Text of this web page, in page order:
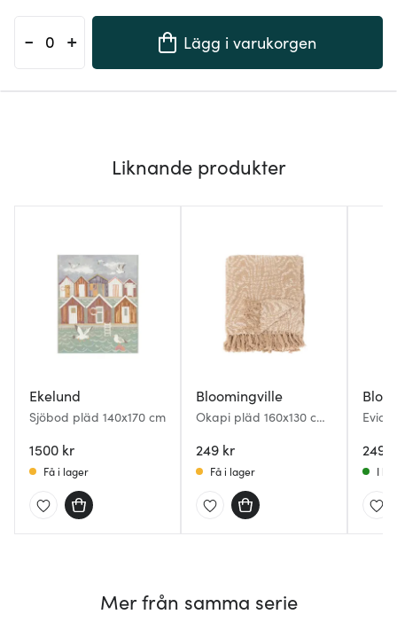
- + Lägg i varukorgen
Liknande produkter
Ekelund
Sjöbod pläd 140x170 cm
1500 kr
Få i lager
Bloomingville
Okapi pläd 160x130 cm
249 kr
Få i lager
249
I
Mer från samma serie